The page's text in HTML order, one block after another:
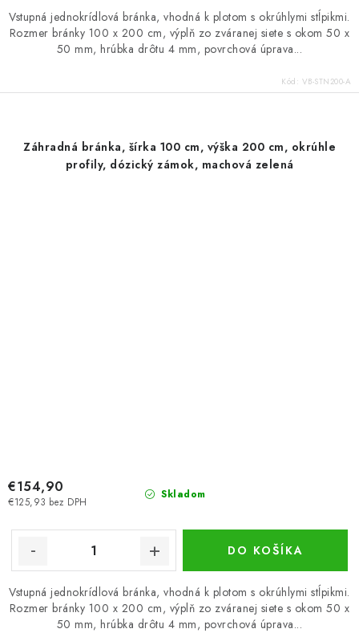
Vstupná jednokrídlová bránka, vhodná k plotom s okrúhlymi stĺpikmi.
Rozmer bránky 100 x 200 cm, výplň zo zváranej siete s okom 50 x
50 mm, hrúbka drôtu 4 mm, povrchová úprava...
Kód: VB-STN200-A
Záhradná bránka, šírka 100 cm, výška 200 cm, okrúhle
profily, dózický zámok, machová zelená
Skladom
€125,93 bez DPH
€154,90
DO KOŠÍKA
Vstupná jednokrídlová bránka, vhodná k plotom s okrúhlymi stĺpikmi.
Rozmer bránky 100 x 200 cm, výplň zo zváranej siete s okom 50 x
50 mm, hrúbka drôtu 4 mm, povrchová úprava...